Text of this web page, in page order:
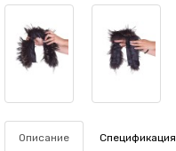
Описание Спецификация